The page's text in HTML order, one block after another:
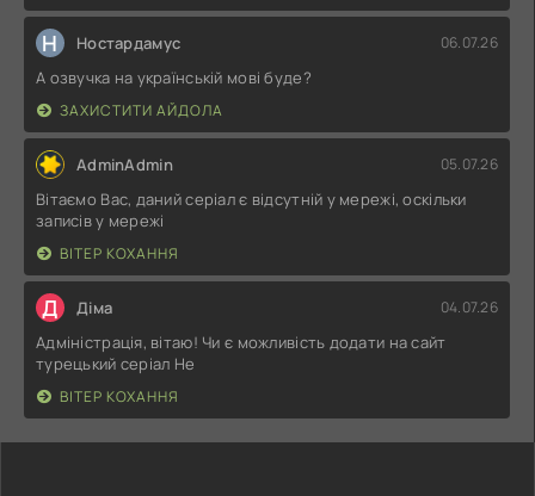
Н Ностардамус 06.07.26
А озвучка на українській мові буде?
ЗАХИСТИТИ АЙДОЛА
AdminAdmin 05.07.26
Вітаємо Вас, даний серіал є відсутній у мережі, оскільки
записів у мережі
ВІТЕР КОХАННЯ
Д Діма 04.07.26
Адміністрація, вітаю! Чи є можливість додати на сайт
турецький серіал Не
ВІТЕР КОХАННЯ